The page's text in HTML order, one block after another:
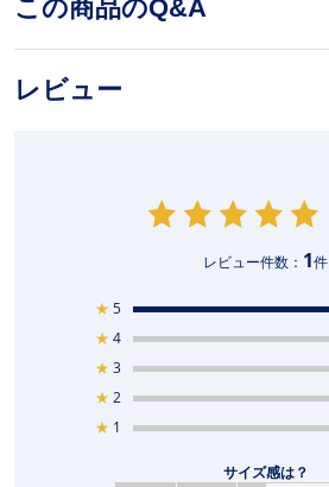
この商品のQ&A
レビュー
レビュー件数： 1件
★ 5
★ 4
★ 3
★ 2
★ 1
サイズ感は？